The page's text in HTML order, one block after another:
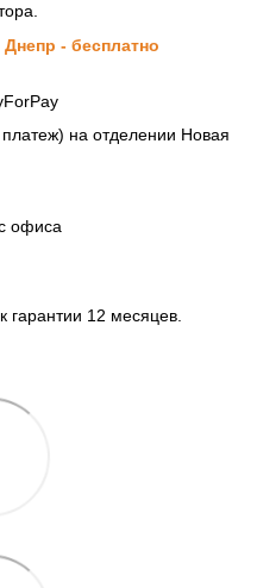
- бесплатно
на отделении Новая
офиса
гарантии 12 месяцев.